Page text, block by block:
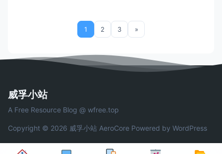
1 2 3 »
威孚小站
A Free Resource Blog @ wfree.top
Copyright © 2026 威孚小站 AeroCore Powered by WordPress